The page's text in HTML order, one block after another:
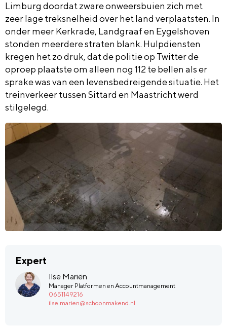
Limburg doordat zware onweersbuien zich met
zeer lage treksnelheid over het land verplaatsten. In
onder meer Kerkrade, Landgraaf en Eygelshoven
stonden meerdere straten blank. Hulpdiensten
kregen het zo druk, dat de politie op Twitter de
oproep plaatste om alleen nog 112 te bellen als er
sprake was van een levensbedreigende situatie. Het
treinverkeer tussen Sittard en Maastricht werd
stilgelegd.
Expert
Ilse Mariën
Manager Platformen en Accountmanagement
0651149216
ilse.marien@schoonmakend.nl